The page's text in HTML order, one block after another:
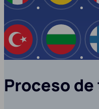
EE.UU Turquía
Proceso